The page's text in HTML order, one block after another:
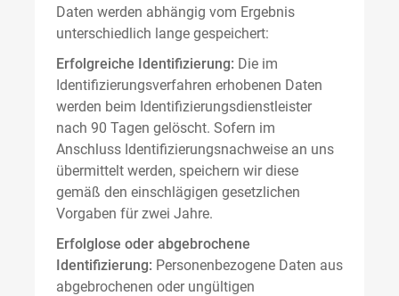
Daten werden abhängig vom Ergebnis
unterschiedlich lange gespeichert:
Erfolgreiche Identifizierung: Die im
Identifizierungsverfahren erhobenen Daten
werden beim Identifizierungsdienstleister
nach 90 Tagen gelöscht. Sofern im
Anschluss Identifizierungsnachweise an uns
übermittelt werden, speichern wir diese
gemäß den einschlägigen gesetzlichen
Vorgaben für zwei Jahre.
Erfolglose oder abgebrochene
Identifizierung: Personenbezogene Daten aus
abgebrochenen oder ungültigen